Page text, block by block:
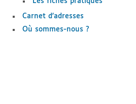
Carnet d’adresses
Où sommes-nous ?